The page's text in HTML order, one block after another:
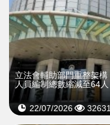
立法會輔助部門重整架構
人員編制總數縮減至64人
22/07/2026 32631